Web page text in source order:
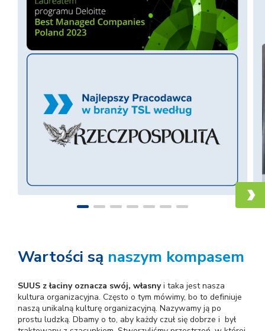
Wartości są naszym kompasem
SUUS z łaciny oznacza swój, własnyi taka jest nasza
kultura organizacyjna. Często o tym mówimy, bo to definiuje
naszą unikalną kulturę organizacyjną. Nazywamy ją po
prostu ludzką. Dbamy o to, aby każdy czuł się dobrze i był